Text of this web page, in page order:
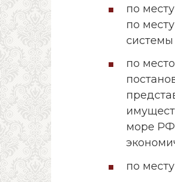
по
по
системы
по
море
по